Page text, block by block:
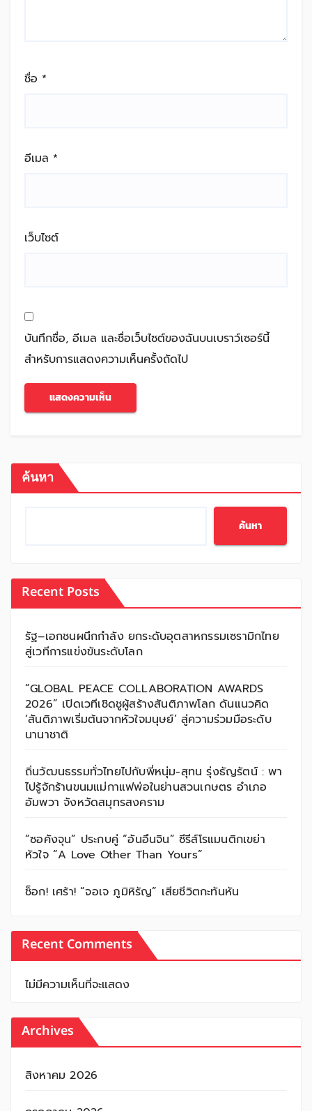
ชื่อ *
อีเมล *
เว็บไซต์
บันทึกชื่อ, อีเมล และชื่อเว็บไซต์ของฉันบนเบราว์เซอร์นี้
สำหรับการแสดงความเห็นครั้งถัดไป
ค้นหา
ค้นหา
Recent Posts
รัฐ–เอกชนผนึกกำลัง ยกระดับอุตสาหกรรมเซรามิกไทย
สู่เวทีการแข่งขันระดับโลก
“GLOBAL PEACE COLLABORATION AWARDS
2026” เปิดเวทีเชิดชูผู้สร้างสันติภาพโลก ดันแนวคิด
‘สันติภาพเริ่มต้นจากหัวใจมนุษย์’ สู่ความร่วมมือระดับ
นานาชาติ
ถิ่นวัฒนธรรมทั่วไทยไปกับพี่หนุ่ม-สุทน รุ่งธัญรัตน์ : พา
ไปรู้จักร้านขนมแม่กาแฟพ่อในย่านสวนเกษตร อำเภอ
อัมพวา จังหวัดสมุทรสงคราม
“ซอคังจุน” ประกบคู่ “อันอึนจิน” ซีรีส์โรแมนติกเขย่า
หัวใจ “A Love Other Than Yours”
ช็อก! เศร้า! “จอเจ ภูมิหิรัญ” เสียชีวิตกะทันหัน
Recent Comments
ไม่มีความเห็นที่จะแสดง
Archives
สิงหาคม 2026